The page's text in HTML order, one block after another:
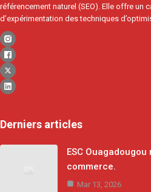
référencement naturel (SEO). Elle offre un
d’expérimentation des techniques
Derniers articles
ESC
commerce.
Mar 13, 2026